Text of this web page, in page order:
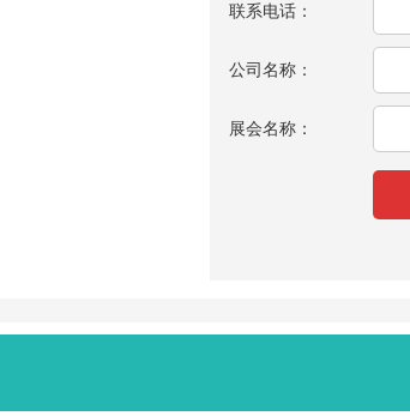
联系电话：
公司名称：
展会名称：